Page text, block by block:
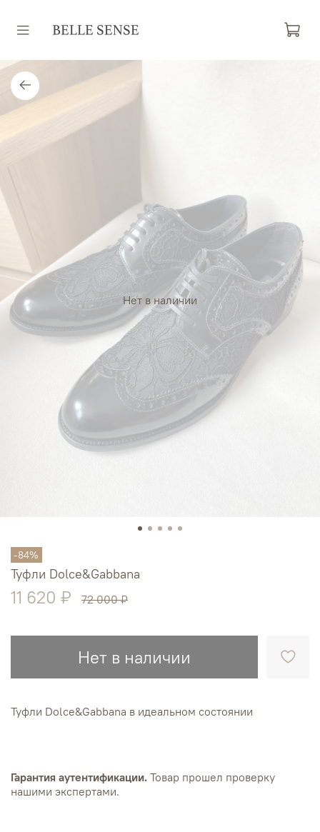
Нет в наличии
-84%
Туфли Dolce&Gabbana
11 620 ₽ 72 000 ₽
Нет в наличии
Туфли Dolce&Gabbana в идеальном состоянии
Гарантия аутентификации. Товар прошел проверку
нашими экспертами.